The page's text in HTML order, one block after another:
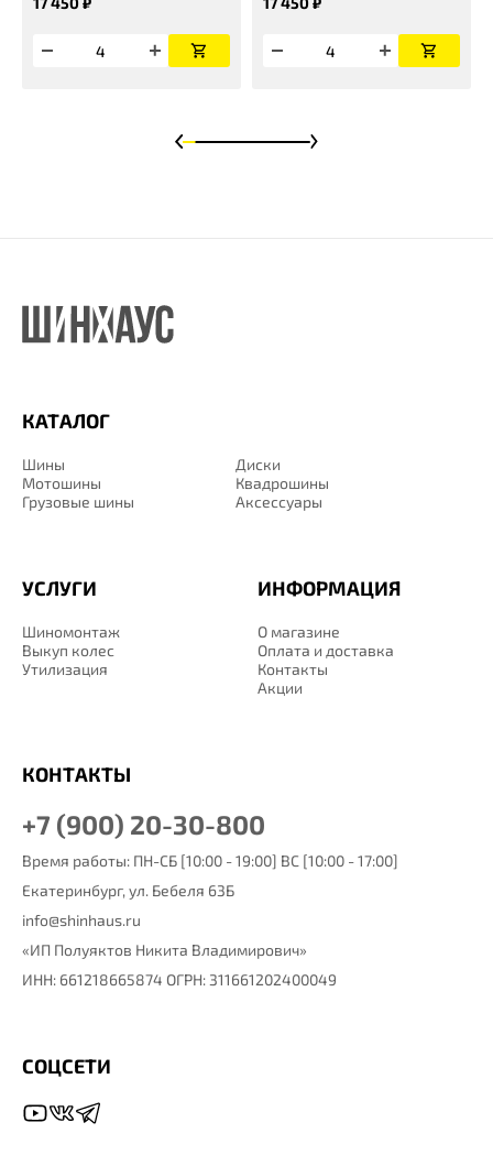
КАТАЛОГ
Шины
Диски
Мотошины
Квадрошины
Грузовые шины
Аксессуары
ИНФОРМАЦИЯ
О магазине
Оплата и доставка
Контакты
Акции
УСЛУГИ
Шиномонтаж
Выкуп колес
Утилизация
КОНТАКТЫ
+7 (900) 20-30-800
Время работы: ПН-СБ [10:00 - 19:00] ВС [10:00 - 17:00]
Екатеринбург, ул. Бебеля 63Б
info@shinhaus.ru
«ИП Полуяктов Никита Владимирович»
ИНН: 661218665874 ОГРН: 311661202400049
СОЦСЕТИ